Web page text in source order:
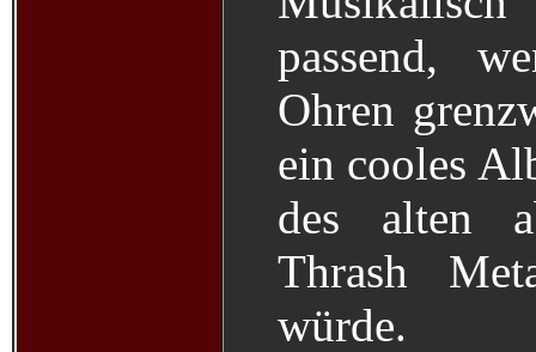
passend,
Ohren
ein cooles
des alten
Thrash
würde.